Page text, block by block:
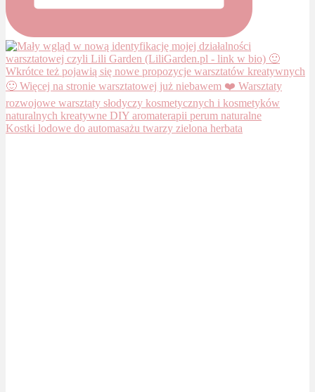
Kostki lodowe do automasażu twarzy zielona herbata